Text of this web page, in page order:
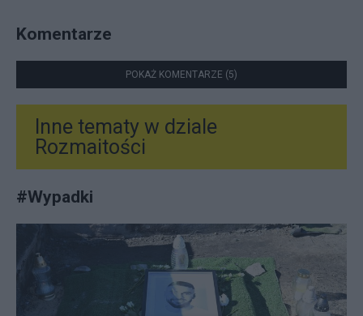
Komentarze
POKAŻ KOMENTARZE (5)
Inne tematy w dziale
Rozmaitości
#Wypadki